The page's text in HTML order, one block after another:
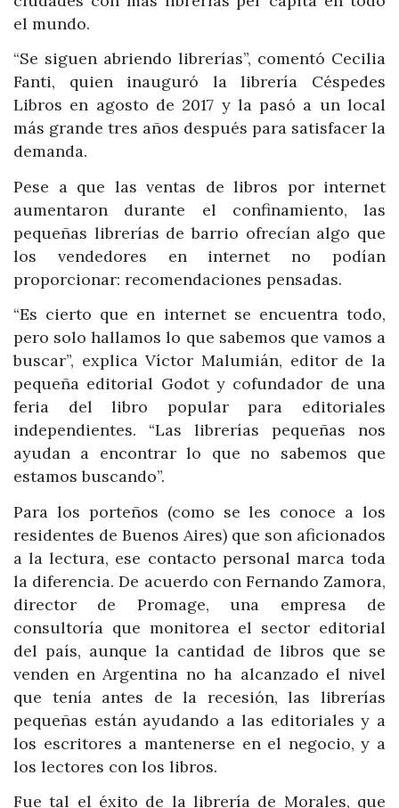
el mundo.
“Se siguen abriendo librerías”, comentó Cecilia
Fanti, quien inauguró la librería Céspedes
Libros en agosto de 2017 y la pasó a un local
más grande tres años después para satisfacer la
demanda.
Pese a que las ventas de libros por internet
aumentaron durante el confinamiento, las
pequeñas librerías de barrio ofrecían algo que
los vendedores en internet no podían
proporcionar: recomendaciones pensadas.
“Es cierto que en internet se encuentra todo,
pero solo hallamos lo que sabemos que vamos a
buscar”, explica Víctor Malumián, editor de la
pequeña editorial Godot y cofundador de una
feria del libro popular para editoriales
independientes. “Las librerías pequeñas nos
ayudan a encontrar lo que no sabemos que
estamos buscando”.
Para los porteños (como se les conoce a los
residentes de Buenos Aires) que son aficionados
a la lectura, ese contacto personal marca toda
la diferencia. De acuerdo con Fernando Zamora,
director de Promage, una empresa de
consultoría que monitorea el sector editorial
del país, aunque la cantidad de libros que se
venden en Argentina no ha alcanzado el nivel
que tenía antes de la recesión, las librerías
pequeñas están ayudando a las editoriales y a
los escritores a mantenerse en el negocio, y a
los lectores con los libros.
Fue tal el éxito de la librería de Morales, que